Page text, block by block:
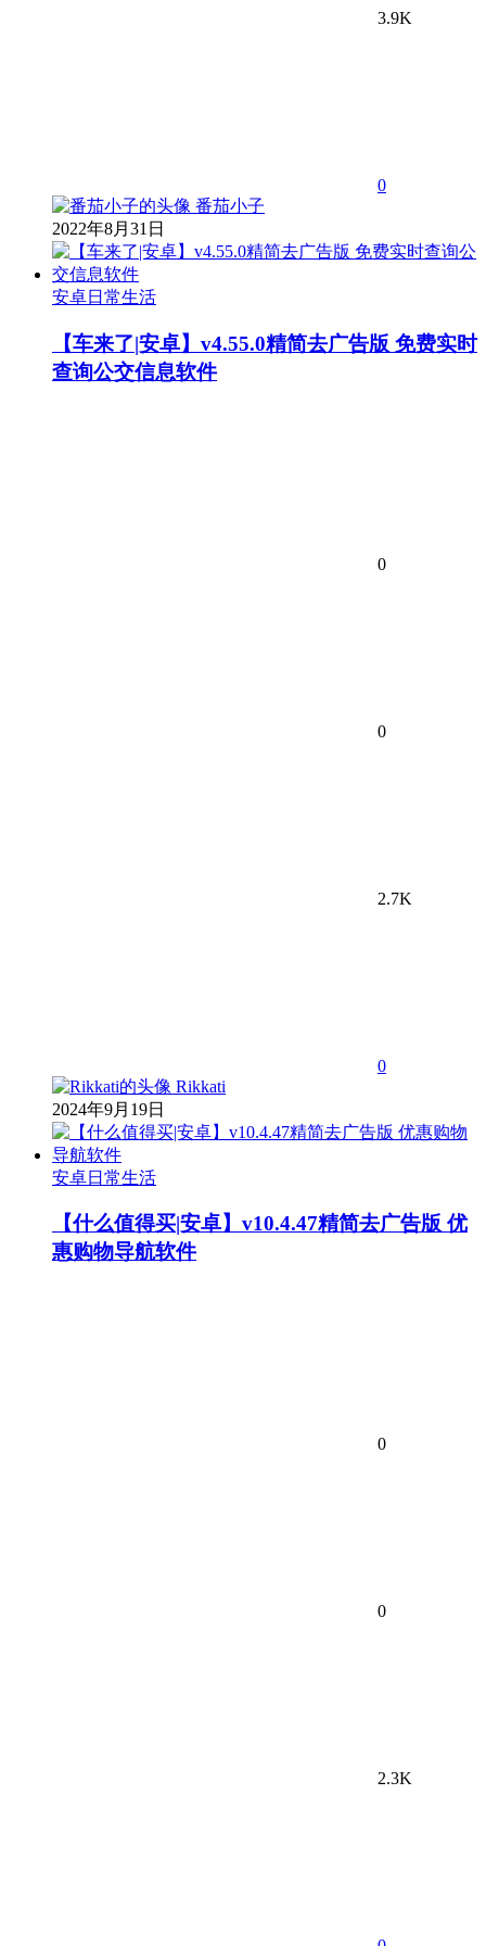
3.9K
0
番茄小子
2022年8月31日
安卓日常生活
【车来了|安卓】v4.55.0精简去广告版 免费实时
查询公交信息软件
0
0
2.7K
0
Rikkati
2024年9月19日
安卓日常生活
【什么值得买|安卓】v10.4.47精简去广告版 优
惠购物导航软件
0
0
2.3K